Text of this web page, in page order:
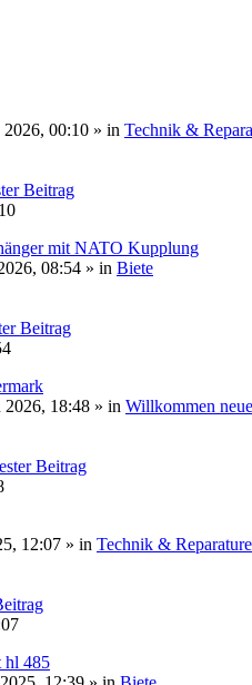
2026, 00:10 » in Technik &
Beitrag
mit NATO Kupplung
08:54 » in Biete
Beitrag
2026, 18:48 » in Willkommen
Beitrag
12:07 » in Technik &
hl 485